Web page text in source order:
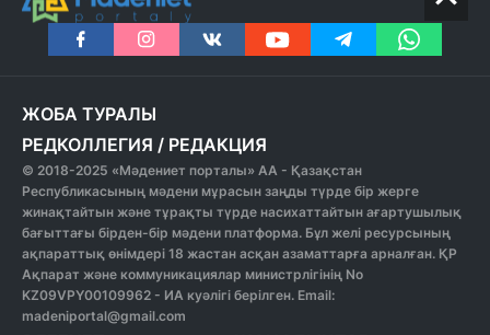
ЖОБА ТУРАЛЫ
РЕДКОЛЛЕГИЯ / РЕДАКЦИЯ
© 2018-2025 «Мәдениет порталы» АА - Қазақстан
Республикасының мәдени мұрасын заңды түрде бір жерге
жинақтайтын және тұрақты түрде насихаттайтын ағартушылық
бағыттағы бірден-бір мәдени платформа. Бұл желі ресурсының
ақпараттық өнімдері 18 жастан асқан азаматтарға арналған. ҚР
Ақпарат және коммуникациялар министрлігінің No
KZ09VPY00109962 - ИА куәлігі берілген. Email:
madeniportal@gmail.com